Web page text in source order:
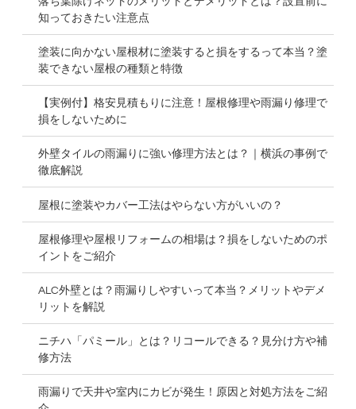
知っておきたい注意点
塗装に向かない屋根材に塗装すると損をするって本当？塗
装できない屋根の種類と特徴
【実例付】格安見積もりに注意！屋根修理や雨漏り修理で
損をしないために
外壁タイルの雨漏りに強い修理方法とは？｜横浜の事例で
徹底解説
屋根に塗装やカバー工法はやらない方がいいの？
屋根修理や屋根リフォームの相場は？損をしないためのポ
イントをご紹介
ALC外壁とは？雨漏りしやすいって本当？メリットやデメ
リットを解説
ニチハ「パミール」とは？リコールできる？見分け方や補
修方法
雨漏りで天井や室内にカビが発生！原因と対処方法をご紹